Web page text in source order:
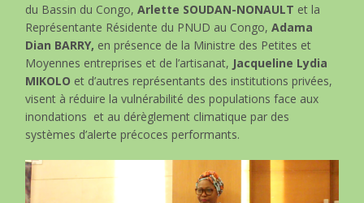
du Bassin du Congo,Arlette SOUDAN-NONAULT et la
Représentante Résidente du PNUD au Congo,Adama
Dian BARRY, en présence de la Ministre des Petites et
Moyennes entreprises et de l’artisanat, Jacqueline Lydia
MIKOLO et d’autres représentants des institutions privées,
visent à réduire la vulnérabilité des populations face aux
inondations et au dérèglement climatique par des
systèmes d’alerte précoces performants.